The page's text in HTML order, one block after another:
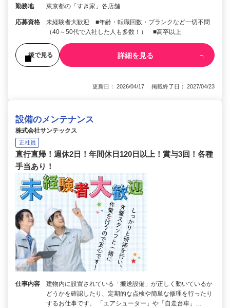
勤務地 東京都の「すき家」各店舗
応募資格
未経験者大歓迎 ■年齢・転職回数・ブランクなど一切不問
（40～50代で入社した人も多数！） ■高卒以上
後で見る 詳細を見る
更新日： 2026/04/17 掲載終了日： 2027/04/23
設備のメンテナンス
株式会社サンテックス
正社員
直行直帰！週休2日！年間休日120日以上！賞与3回！各種
手当あり！
仕事内容
建物内に設置されている「搬送設備」が正しく動いているか
どうかを確認したり、定期的な点検や簡単な修理を行ったり
するお仕事です。 「エアシューター」や「自走台車」…